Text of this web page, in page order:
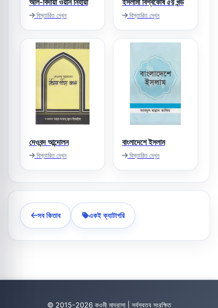
বিস্তারিত দেখুন বিস্তারিত দেখুন
দেওবন্দ আন্দোলন
বিস্তারিত দেখুন
বাংলাদেশে ইসলাম
বিস্তারিত দেখুন
সব কিতাব একই ক্যাটাগরি
© 2015-2026 কওমী মাদ্রাসা | সর্বস্বত্ব সংরক্ষিত